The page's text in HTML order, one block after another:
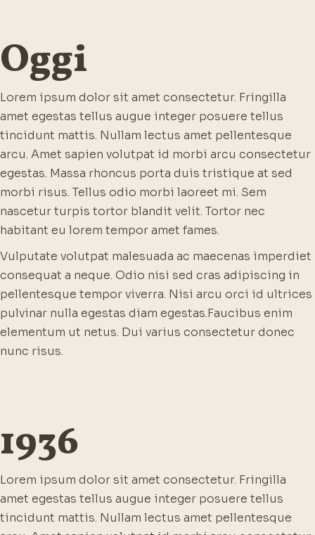
Oggi
Lorem ipsum dolor sit amet consectetur. Fringilla
amet egestas tellus augue integer posuere tellus
tincidunt mattis. Nullam lectus amet pellentesque
arcu. Amet sapien volutpat id morbi arcu consectetur
egestas. Massa rhoncus porta duis tristique at sed
morbi risus. Tellus odio morbi laoreet mi. Sem
nascetur turpis tortor blandit velit. Tortor nec
habitant eu lorem tempor amet fames.
Vulputate volutpat malesuada ac maecenas imperdiet
consequat a neque. Odio nisi sed cras adipiscing in
pellentesque tempor viverra. Nisi arcu orci id ultrices
pulvinar nulla egestas diam egestas.Faucibus enim
elementum ut netus. Dui varius consectetur donec
nunc risus.
1936
Lorem ipsum dolor sit amet consectetur. Fringilla
amet egestas tellus augue integer posuere tellus
tincidunt mattis. Nullam lectus amet pellentesque